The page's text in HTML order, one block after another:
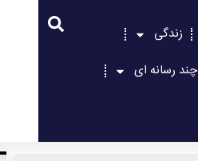
زندگی
چند رسانه ای